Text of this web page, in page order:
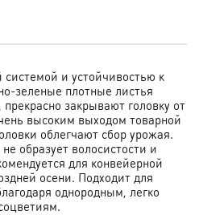
и устойчивостью к
зеленые плотные листья
закрывают головку от
высоким выходом товарной
облегчают сбор урожая.
образует волосистости и
для конвейерной
осени. Подходит для
однородным, легко